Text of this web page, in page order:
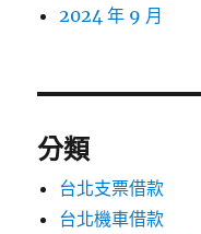
2024 年 9 月
分類
台北支票借款
台北機車借款